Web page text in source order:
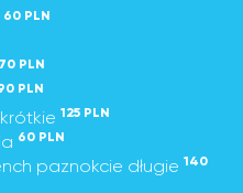
60 PLN
70 PLN
PLN
125 PLN
60 PLN
paznokcie długie 140